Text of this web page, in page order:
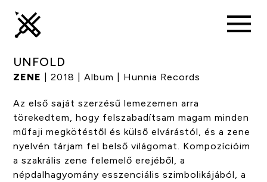
UNFOLD
ZENE | 2018 | Album | Hunnia Records
Az első saját szerzésű lemezemen arra
törekedtem, hogy felszabadítsam magam minden
műfaji megkötéstől és külső elvárástól, és a zene
nyelvén tárjam fel belső világomat. Kompozícióim
a szakrális zene felemelő erejéből, a
népdalhagyomány esszenciális szimbolikájából, a